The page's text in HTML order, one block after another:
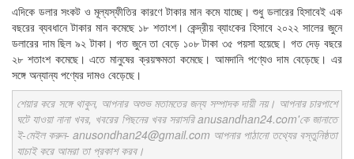
এদিকে ডলার সংকট ও মূল্যস্ফীতির কারণে টাকার মান কমে যাচ্ছে। শুধু ডলারের হিসাবেই এক
বছরের ব্যবধানে টাকার মান কমেছে ১৮ শতাংশ। কেন্দ্রীয় ব্যাংকের হিসাবে ২০২২ সালের জুনে
ডলারের দাম ছিল ৯২ টাকা। গত জুনে তা বেড়ে ১০৮ টাকা ৩৫ পয়সা হয়েছে। গত দেড় বছরে
২৮ শতাংশ কমেছে। এতে মানুষের ক্রয়ক্ষমতা কমেছে। আমদানি পণ্যেও দাম বেড়েছে। এর
সঙ্গে অন্যান্য পণ্যের দামও বেড়েছে।
শেয়ার করে সঙ্গে থাকুন, আপনার অশুভ মতামতের জন্য সম্পাদক দায়ী নয়। আপনার চারপাশে
ঘটে যাওয়া নানা খবর, খবরের পিছনের খবর সরাসরি anusandhan24.com'কে জানাতে
ই-মেইল করুন- anusondhan24@gmail.com আপনার পাঠানো তথ্যের বস্তুনিষ্ঠতা
যাচাই করে আমরা তা প্রকাশ করব।